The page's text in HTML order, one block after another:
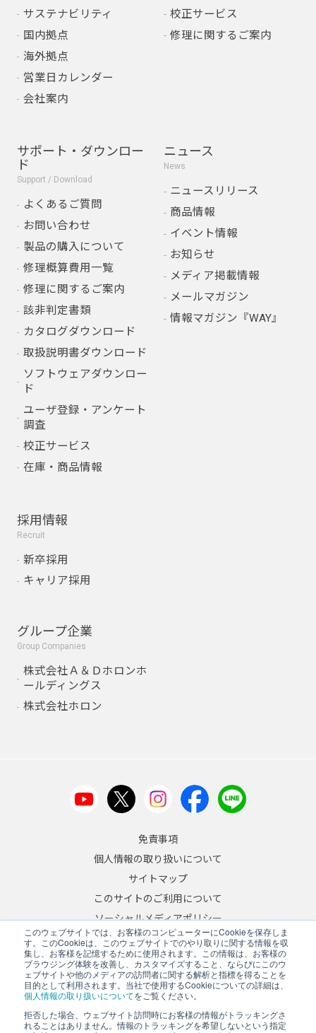
このウェブサイトでは、お客様のコンピューターにCookieを保存しま
す。このCookieは、このウェブサイトでのやり取りに関する情報を収
集し、お客様を記憶するために使用されます。この情報は、お客様の
ブラウジング体験を改善し、カスタマイズすること、ならびにこのウ
ェブサイトや他のメディアの訪問者に関する解析と指標を得ることを
目的として利用されます。当社で使用するCookieについての詳細は、
個人情報の取り扱いについてをご覧ください。
拒否した場合、ウェブサイト訪問時にお客様の情報がトラッキングさ
れることはありません。情報のトラッキングを希望しないという指定
サステナビリティ
国内拠点
海外拠点
営業日カレンダー
会社案内
校正サービス
修理に関するご案内
サポート・ダウンロー
ド
Support / Download
よくあるご質問
お問い合わせ
製品の購入について
修理概算費用一覧
修理に関するご案内
該非判定書類
カタログダウンロード
取扱説明書ダウンロード
ソフトウェアダウンロー
ド
ユーザ登録・アンケート
調査
校正サービス
在庫・商品情報
ニュース
News
ニュースリリース
商品情報
イベント情報
お知らせ
メディア掲載情報
メールマガジン
情報マガジン『WAY』
採用情報
Recruit
新卒採用
キャリア採用
グループ企業
Group Companies
株式会社Ａ＆Ｄホロンホ
ールディングス
株式会社ホロン
免責事項
個人情報の取り扱いについて
サイトマップ
このサイトのご利用について
ソーシャルメディアポリシー
反社会的勢力への対応について
JA/EN
Copyright © 2026 A&D Company, Limited